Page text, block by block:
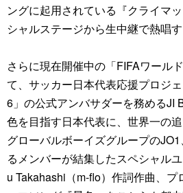
ングに起用されている『クライマ
シャルステージから生中継で熱唱す
さらに現在開催中の「FIFAワール
て、サッカー日本代表応援プロジ
6」の公式アンバサダーを務めるJI
色を目指す日本代表に、世界一の追
グローバルボーイズグループの
るメンバーが結集したスペシャル
u Takahashi（m-flo）作詞作曲、